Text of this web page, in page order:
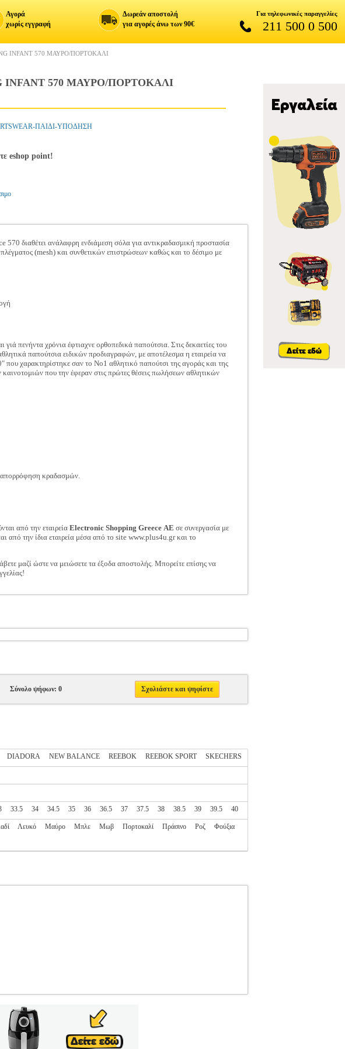
Αγορά
χωρίς εγγραφή
Δωρεάν αποστολή
για αγορές άνω των 90€
Για τηλεφωνικές παραγγελίες
211 500 0 500
INFANT 570 ΜΑΥΡΟ/ΠΟΡΤΟΚΑΛΙ
INFANT 570 ΜΑΥΡΟ/ΠΟΡΤΟΚΑΛΙ
ΠΑΙΔΙ-ΥΠΟΔΗΣΗ
eshop point!
διαθέτει ανάλαφρη ενδιάμεση σόλα για αντικραδασμική προστασία
(mesh) και συνθετικών επιστρώσεων καθώς και το δέσιμο με
πενήντα χρόνια έφτιαχνε ορθοπεδικά παπούτσια. Στις δεκαετίες του
παπούτσια ειδικών προδιαγραφών, με αποτέλεσμα η εταιρεία να
χαρακτηρίστηκε σαν το Νο1 αθλητικό παπούτσι της αγοράς και της
που την έφεραν στις πρώτες θέσεις πωλήσεων αθλητικών
απορρόφηση κραδασμών.
από την εταιρείαElectronic Shopping Greece ΑΕ σε συνεργασία με
από την ίδια εταιρεία μέσα από το site www.plus4u.gr και το
μαζί ώστε να μειώσετε τα έξοδα αποστολής. Μπορείτε επίσης να
Σύνολο ψήφων: 0 Σχολιάστε και ψηφίστε
DIADORA NEW BALANCE REEBOK REEBOK SPORT SKECHERS
33.5 34 34.5 35 36 36.5 37 37.5 38 38.5 39 39.5 40
Λευκό Μαύρο Μπλε Μωβ Πορτοκαλί Πράσινο Ροζ
Φούξια
•NEW BALANCE στην κατηγορία SPORTSWEAR-ΠΑΙΔΙ-
New Balance 570 διαθέτει ανάλαφρη ενδιάμεση σόλα για
τοπυ κατασκευή, ο στυλάτος συνδυασμός πλέγματος (mesh) και
το 570 το ιδανικό παιδικό παπουτσάκι. • Αθλητικός σχεδιασμός